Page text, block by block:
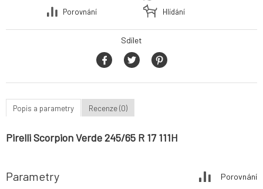
Porovnání
Hlídání
Sdílet
Popis a parametry Recenze (0)
Pirelli Scorpion Verde 245/65 R 17 111H
Parametry Porovnání